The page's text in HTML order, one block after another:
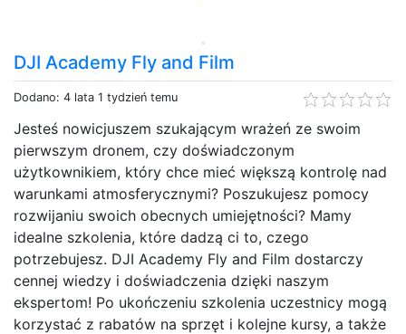
DJI Academy Fly and Film
Dodano: 4 lata 1 tydzień temu
Jesteś nowicjuszem szukającym wrażeń ze swoim
pierwszym dronem, czy doświadczonym
użytkownikiem, który chce mieć większą kontrolę nad
warunkami atmosferycznymi? Poszukujesz pomocy
rozwijaniu swoich obecnych umiejętności? Mamy
idealne szkolenia, które dadzą ci to, czego
potrzebujesz. DJI Academy Fly and Film dostarczy
cennej wiedzy i doświadczenia dzięki naszym
ekspertom! Po ukończeniu szkolenia uczestnicy mogą
korzystać z rabatów na sprzęt i kolejne kursy, a także